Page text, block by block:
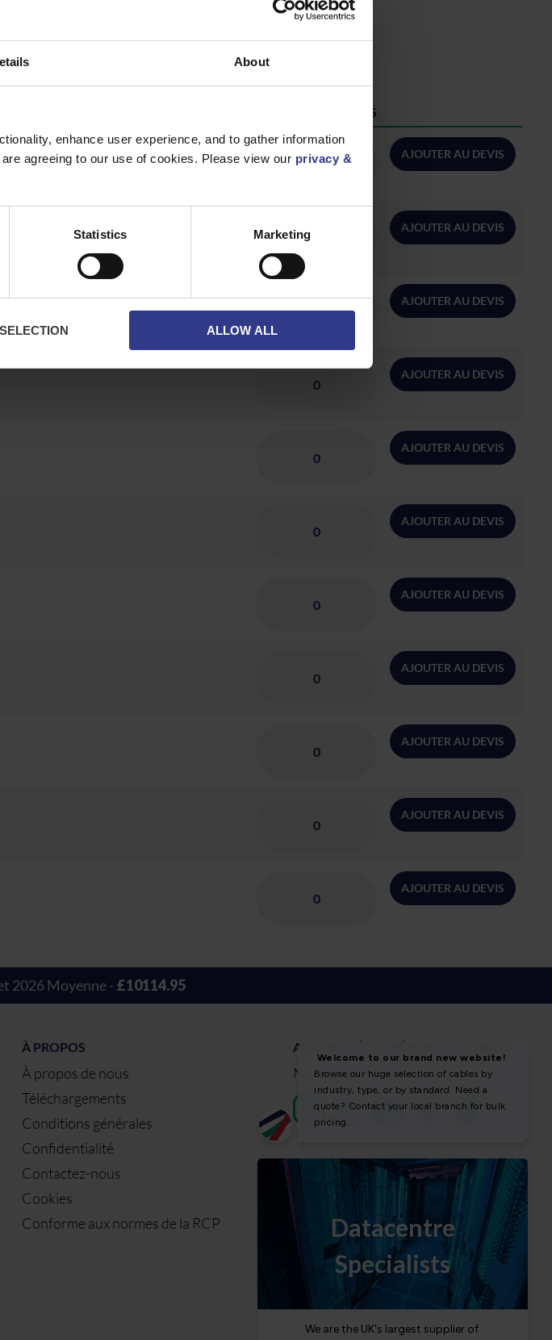
About
enhance user experience, and to gather information
agreeing to our use of cookies. Please view our privacy &
Statistics Marketing
ALLOW ALL
» pour obtenir un devis.
QUANTITÉ/MÈTRES
AJOUTER AU DEVIS
AJOUTER AU DEVIS
AJOUTER AU DEVIS
AJOUTER AU DEVIS
AJOUTER AU DEVIS
AJOUTER AU DEVIS
AJOUTER AU DEVIS
AJOUTER AU DEVIS
AJOUTER AU DEVIS
AJOUTER AU DEVIS
AJOUTER AU DEVIS
2026 Moyenne - £10114.95
À PROPOS
À propos de nous
Téléchargements
Conditions générales
Confidentialité
Contactez-nous
Cookies
Conforme aux normes de la RCP
ACTUALITÉS ET RÉSEAUX SOCIAUX
Nouvelles